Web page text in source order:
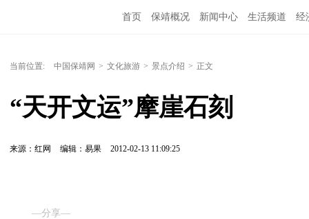
首页 保靖概况 新闻中心 生活频道 经
当前位置: 中国保靖网 > 文化旅游 > 景点介绍 > 正文
“天开文运”摩崖石刻
来源：红网 编辑：易果 2012-02-13 11:09:25
—分享—